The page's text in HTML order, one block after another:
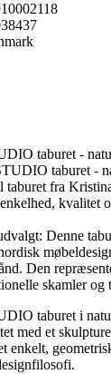
taburet -
taburet fra
kvalitet
Denne
Den
skamler og
taburet i
med et
enkelt,